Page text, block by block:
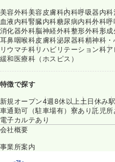
美容外科美容皮膚科内科呼吸器内科
血液内科腎臓内科糖尿病内科外科呼
消化器外科脳神経外科整形外科形成
耳鼻咽喉科皮膚科泌尿器科精神科
リウマチ科リハビリテーション科
緩和医療科（ホスピス）
特徴で探す
新規オープン4週8休以上 土日休み
車通勤可（駐車場有） 寮あり託児所
電子カルテあり
会社概要
事業所案内